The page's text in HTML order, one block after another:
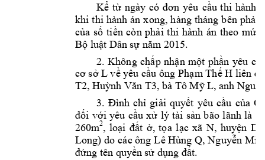
Kể từ ngày có đơn yêu cầu thi hành
khi thi hành án xong, hàng tháng bên phải
của số tiền còn phải thi hành án theo mức
Bộ luật Dân sự năm 2015.
2. Không chấp nhận một phần yêu c
cơ sở L về yêu cầu ông Phạm Thế H liên đớ
T2, Huỳnh Văn T3, bà Tô Mỹ L, anh Nguy
3. Đình chỉ giải quyết yêu cầu của
đối với yêu cầu xử lý tài sản bão lãnh là
260m2, loại đất ở, tọa lạc xã N, huyện D,
Long) do các ông Lê Hùng Q, Nguyễn Mi
đứng tên quyền sử dụng đất.